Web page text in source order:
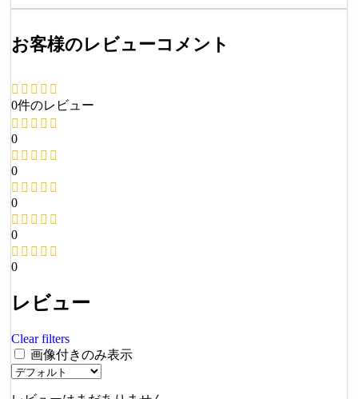
お客様のレビューコメント
0件のレビュー
0
0
0
0
0
レビュー
Clear filters
画像付きのみ表示